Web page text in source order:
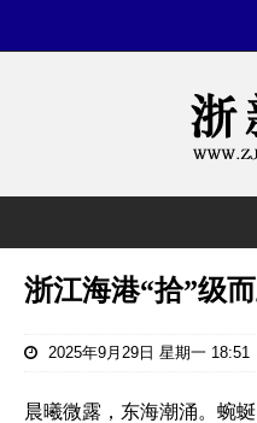
浙江海港“拾”级
2025年9月29日 星期一 18:51
晨曦微露，东海潮涌。蜿